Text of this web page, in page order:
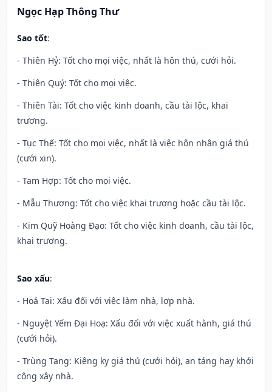
Ngọc Hạp Thông Thư
Sao tốt:
- Thiên Hỷ: Tốt cho mọi việc, nhất là hôn thú, cưới hỏi.
- Thiên Quý: Tốt cho mọi việc.
- Thiên Tài: Tốt cho việc kinh doanh, cầu tài lộc, khai
trương.
- Tục Thế: Tốt cho mọi việc, nhất là việc hôn nhân giá thú
(cưới xin).
- Tam Hợp: Tốt cho mọi việc.
- Mẫu Thương: Tốt cho việc khai trương hoặc cầu tài lộc.
- Kim Quỹ Hoàng Đạo: Tốt cho việc kinh doanh, cầu tài lộc,
khai trương.
Sao xấu:
- Hoả Tai: Xấu đối với việc làm nhà, lợp nhà.
- Nguyệt Yếm Đại Hoạ: Xấu đối với việc xuất hành, giá thú
(cưới hỏi).
- Trùng Tang: Kiêng kỵ giá thú (cưới hỏi), an táng hay khởi
công xây nhà.